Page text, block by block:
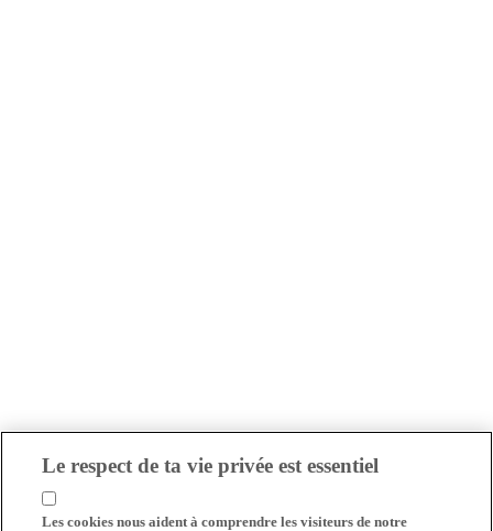
Le respect de ta vie privée est essentiel
Les cookies nous aident à comprendre les visiteurs de notre